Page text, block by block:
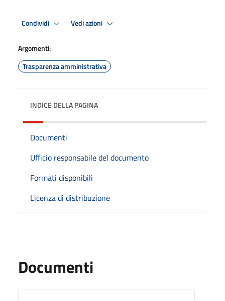
Condividi Vedi azioni
Argomenti:
Trasparenza amministrativa
INDICE DELLA PAGINA
Documenti
Ufficio responsabile del documento
Formati disponibili
Licenza di distribuzione
Documenti